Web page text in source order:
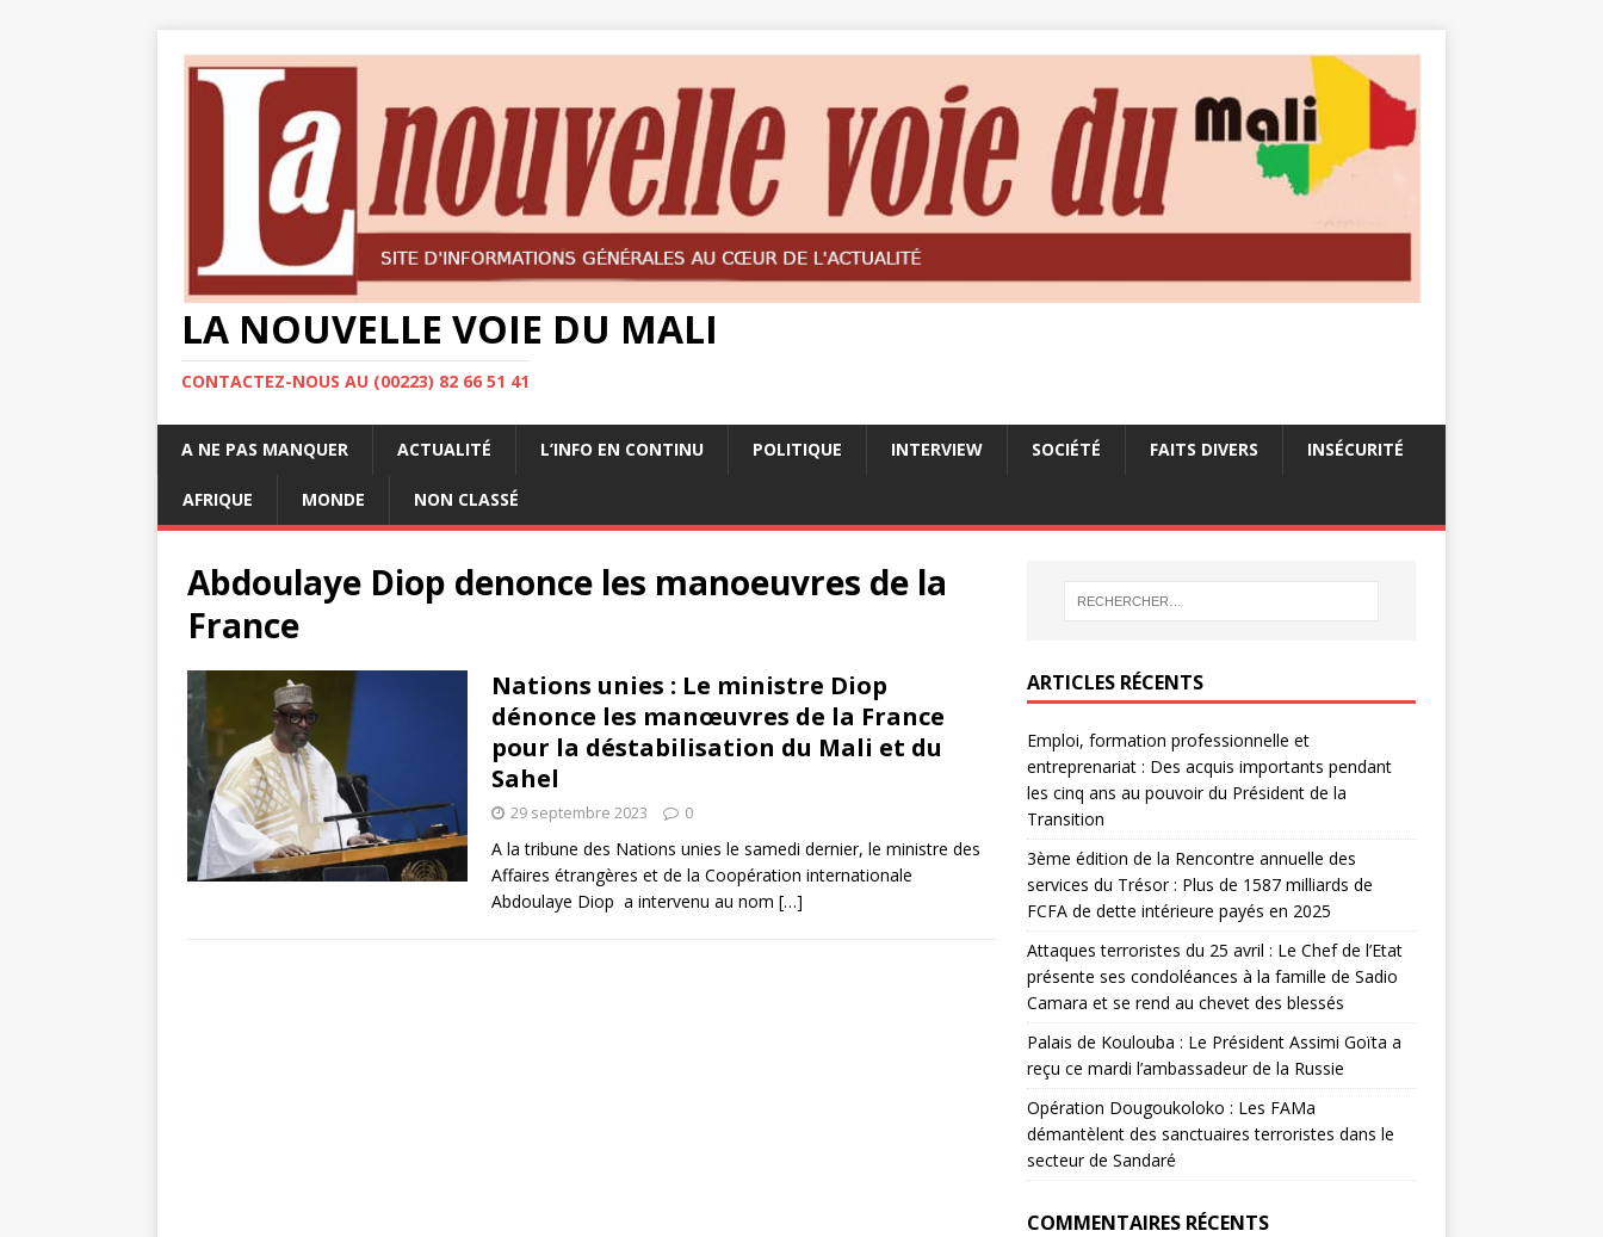
LA NOUVELLE VOIE DU MALI
CONTACTEZ-NOUS AU (00223) 82 66 51 41
A NE PAS MANQUER ACTUALITÉ L’INFO EN CONTINU POLITIQUE INTERVIEW SOCIÉTÉ FAITS DIVERS INSÉCURITÉ
AFRIQUE MONDE NON CLASSÉ
Abdoulaye Diop denonce les manoeuvres de la
France
Nations unies : Le ministre Diop
dénonce les manœuvres de la France
pour la déstabilisation du Mali et du
Sahel
29 septembre 2023 0
A la tribune des Nations unies le samedi dernier, le ministre des
Affaires étrangères et de la Coopération internationale
Abdoulaye Diop a intervenu au nom […]
ARTICLES RÉCENTS
Emploi, formation professionnelle et
entreprenariat : Des acquis importants pendant
les cinq ans au pouvoir du Président de la
Transition
3ème édition de la Rencontre annuelle des
services du Trésor : Plus de 1587 milliards de
FCFA de dette intérieure payés en 2025
Attaques terroristes du 25 avril : Le Chef de l’Etat
présente ses condoléances à la famille de Sadio
Camara et se rend au chevet des blessés
Palais de Koulouba : Le Président Assimi Goïta a
reçu ce mardi l’ambassadeur de la Russie
Opération Dougoukoloko : Les FAMa
démantèlent des sanctuaires terroristes dans le
secteur de Sandaré
COMMENTAIRES RÉCENTS